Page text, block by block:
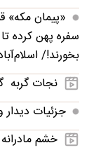
«پیمان مکه»
سفره پهن کرده
بخورند!/
نجات گربه‌
جزئیات دیدار
خشم